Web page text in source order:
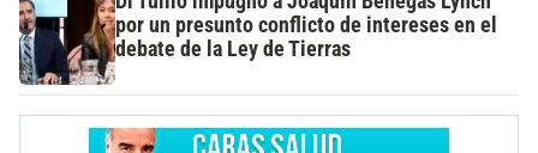
por un presunto conflicto de intereses en el
debate de la Ley de Tierras